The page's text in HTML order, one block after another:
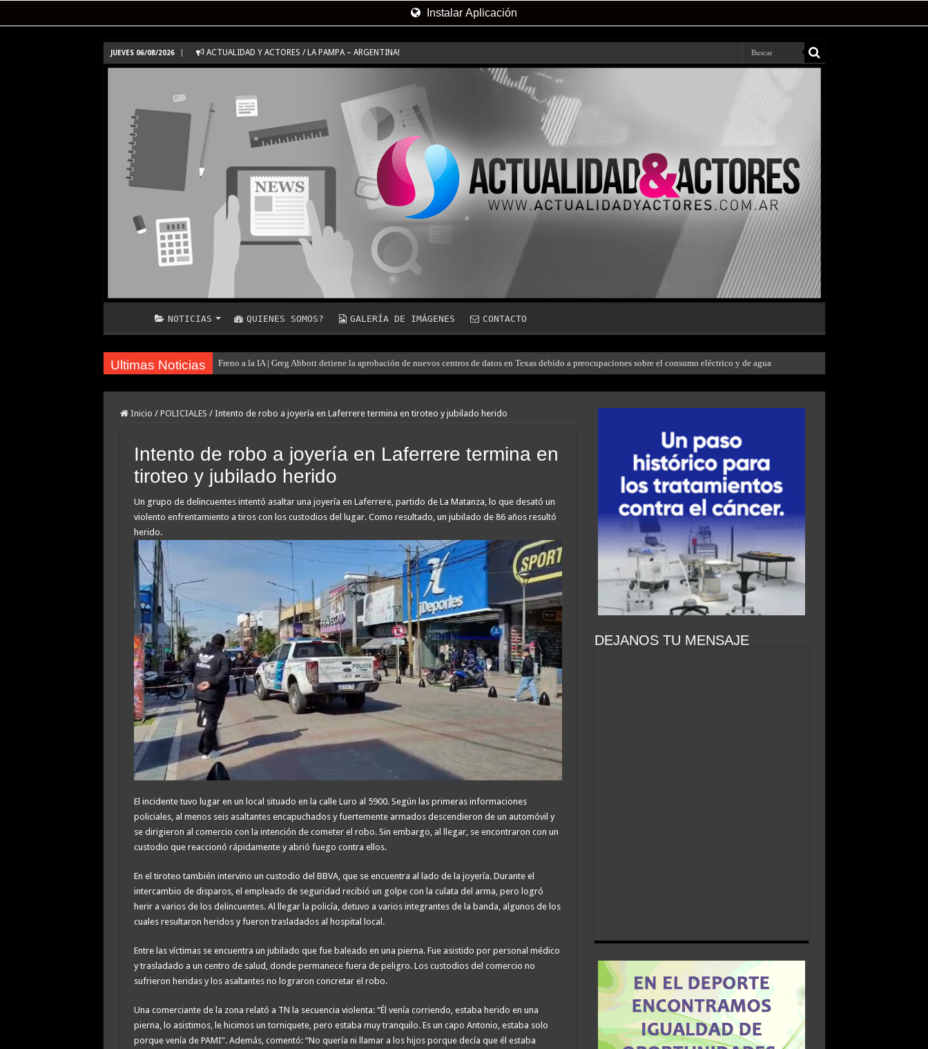
Instalar Aplicación
JUEVES 06/08/2026 ACTUALIDAD Y ACTORES / LA PAMPA – ARGENTINA!
NOTICIAS QUIENES SOMOS? GALERÍA DE IMÁGENES CONTACTO
Ultimas Noticias Freno a la IA | Greg Abbott detiene la aprobación de nuevos centros de datos en Texas debido a preocupaciones sobre el consumo eléctrico y de agua
Inicio / POLICIALES / Intento de robo a joyería en Laferrere termina en tiroteo y jubilado herido
Intento de robo a joyería en Laferrere termina en
tiroteo y jubilado herido
Un grupo de delincuentes intentó asaltar una joyería en Laferrere, partido de La Matanza, lo que desató un
violento enfrentamiento a tiros con los custodios del lugar. Como resultado, un jubilado de 86 años resultó
herido.
El incidente tuvo lugar en un local situado en la calle Luro al 5900. Según las primeras informaciones
policiales, al menos seis asaltantes encapuchados y fuertemente armados descendieron de un automóvil y
se dirigieron al comercio con la intención de cometer el robo. Sin embargo, al llegar, se encontraron con un
custodio que reaccionó rápidamente y abrió fuego contra ellos.
En el tiroteo también intervino un custodio del BBVA, que se encuentra al lado de la joyería. Durante el
intercambio de disparos, el empleado de seguridad recibió un golpe con la culata del arma, pero logró
herir a varios de los delincuentes. Al llegar la policía, detuvo a varios integrantes de la banda, algunos de los
cuales resultaron heridos y fueron trasladados al hospital local.
Entre las víctimas se encuentra un jubilado que fue baleado en una pierna. Fue asistido por personal médico
y trasladado a un centro de salud, donde permanece fuera de peligro. Los custodios del comercio no
sufrieron heridas y los asaltantes no lograron concretar el robo.
Una comerciante de la zona relató a TN la secuencia violenta: “Él venía corriendo, estaba herido en una
pierna, lo asistimos, le hicimos un torniquete, pero estaba muy tranquilo. Es un capo Antonio, estaba solo
porque venía de PAMI”. Además, comentó: “No quería ni llamar a los hijos porque decía que él estaba
DEJANOS TU MENSAJE